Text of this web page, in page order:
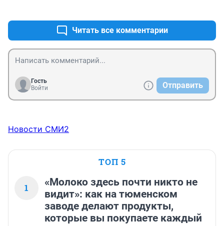
Читать все комментарии
Гость
Войти
Отправить
Новости СМИ2
ТОП 5
1
«Молоко здесь почти никто не
видит»: как на тюменском
заводе делают продукты,
которые вы покупаете каждый